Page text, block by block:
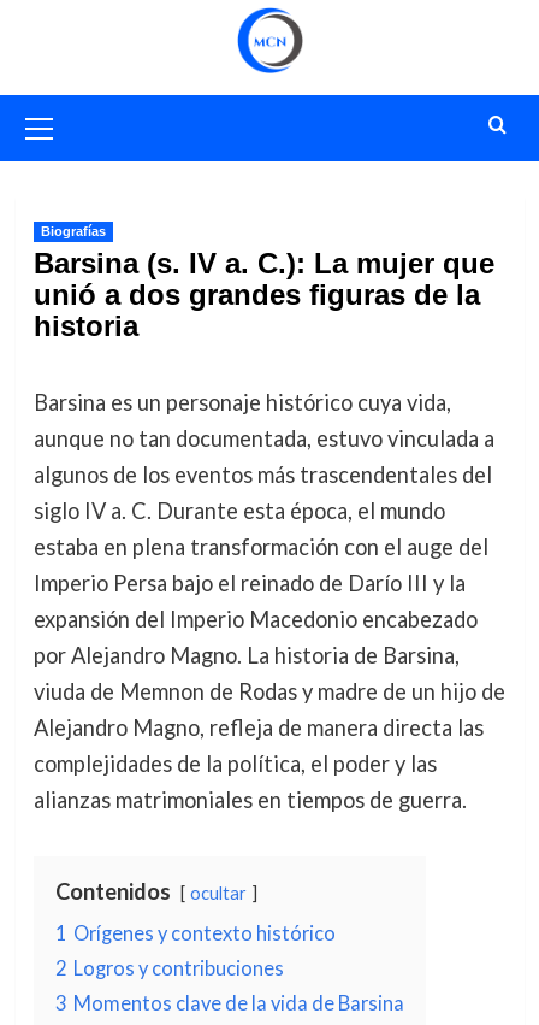
primario
Biografías
Barsina (s. IV a. C.): La mujer que
unió a dos grandes figuras de la
historia
Barsina es un personaje histórico cuya vida,
aunque no tan documentada, estuvo vinculada a
algunos de los eventos más trascendentales del
siglo IV a. C. Durante esta época, el mundo
estaba en plena transformación con el auge del
Imperio Persa bajo el reinado de Darío III y la
expansión del Imperio Macedonio encabezado
por Alejandro Magno. La historia de Barsina,
viuda de Memnon de Rodas y madre de un hijo de
Alejandro Magno, refleja de manera directa las
complejidades de la política, el poder y las
alianzas matrimoniales en tiempos de guerra.
Contenidos ocultar
1 Orígenes y contexto histórico
2 Logros y contribuciones
3 Momentos clave de la vida de Barsina